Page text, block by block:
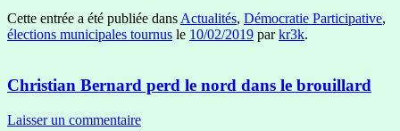
Cette entrée a été publiée dansActualités, Démocratie Participative,
élections municipales tournus le 10/02/2019 parkr3k.
Christian Bernard perd le nord dans le brouillard
Laisser un commentaire